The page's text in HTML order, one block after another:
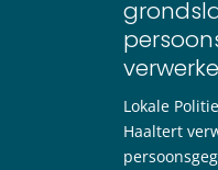
Lokale
Haaltert